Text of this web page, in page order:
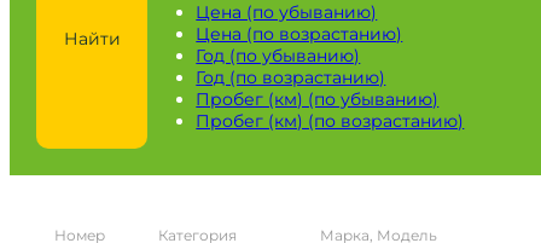
Город / регион
от до
Пробег / Наработка
Найти
Цена (по убыванию)
Цена (по возрастанию)
Год (по убыванию)
Год (по возрастанию)
Пробег (км) (по убыванию)
Пробег (км) (по возрастанию)
Номер Категория Марка, Модель